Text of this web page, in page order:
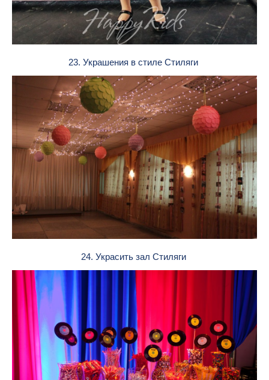
23. Украшения в стиле Стиляги
24. Украсить зал Стиляги